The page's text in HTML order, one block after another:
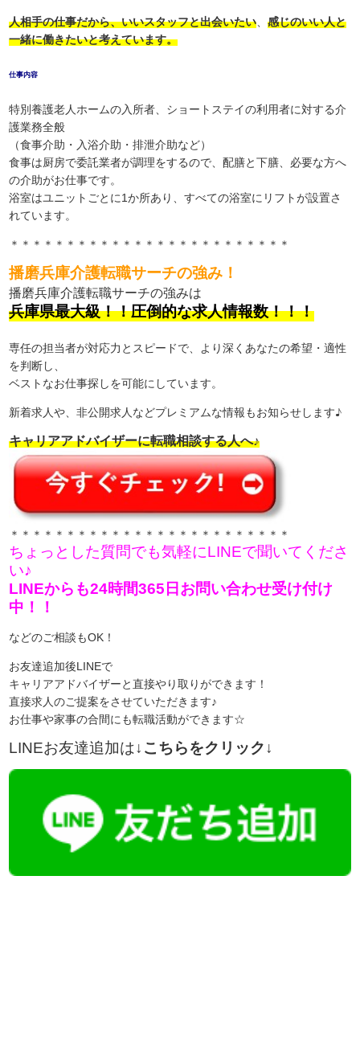
人相手の仕事だから、いいスタッフと出会いたい 、感じのいい人と
一緒に働きたいと考えています。
仕事内容
特別養護老人ホームの入所者、ショートステイの利用者に対する介
護業務全般
（食事介助・入浴介助・排泄介助など）
食事は厨房で委託業者が調理をするので、配膳と下膳、必要な方へ
の介助がお仕事です。
浴室はユニットごとに1か所あり、すべての浴室にリフトが設置さ
れています。
＊＊＊＊＊＊＊＊＊＊＊＊＊＊＊＊＊＊＊＊＊＊＊＊＊
播磨兵庫介護転職サーチの強み！
播磨兵庫介護転職サーチの強みは
兵庫県最大級！！圧倒的な求人情報数！！！
専任の担当者が対応力とスピードで、より深くあなたの希望・適性
を判断し、
ベストなお仕事探しを可能にしています。
新着求人や、非公開求人などプレミアムな情報もお知らせします♪
キャリアアドバイザーに転職相談する人へ♪
＊＊＊＊＊＊＊＊＊＊＊＊＊＊＊＊＊＊＊＊＊＊＊＊＊
ちょっとした質問でも気軽にLINEで聞いてくださ
い♪
LINEからも24時間365日お問い合わせ受け付け
中！！
などのご相談もOK！
お友達追加後LINEで
キャリアアドバイザーと直接やり取りができます！
直接求人のご提案をさせていただきます♪
お仕事や家事の合間にも転職活動ができます☆
LINEお友達追加は↓こちらをクリック↓